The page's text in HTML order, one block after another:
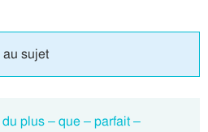
sujet
plus – que – parfait –